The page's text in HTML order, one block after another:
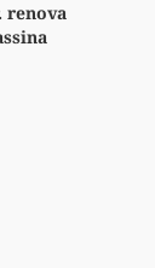
renova